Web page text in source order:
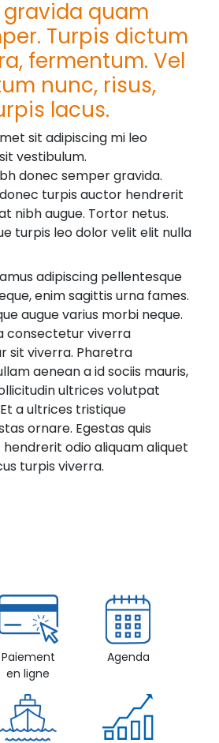
gravida quam
Turpis dictum
fermentum. Vel
nunc, risus,
lacus.
sit adipiscing mi leo
vestibulum.
donec semper gravida.
turpis auctor hendrerit
nibh augue. Tortor netus.
turpis leo dolor velit elit nulla
adipiscing pellentesque
enim sagittis urna fames.
augue varius morbi neque.
consectetur viverra
sit viverra. Pharetra
aenean a id sociis mauris,
ultrices volutpat
a ultrices tristique
ornare. Egestas quis
odio aliquam aliquet
turpis viverra.
Paiement
en ligne
Agenda